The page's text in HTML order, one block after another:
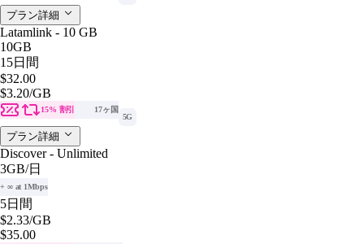
プラン詳細
Latamlink - 10 GB
10GB
15日間
$32.00
$3.20/GB
15% 割引
17ヶ国
5G
プラン詳細
Discover - Unlimited
3GB/日
+ ∞ at 1Mbps
5日間
$2.33/GB
$35.00